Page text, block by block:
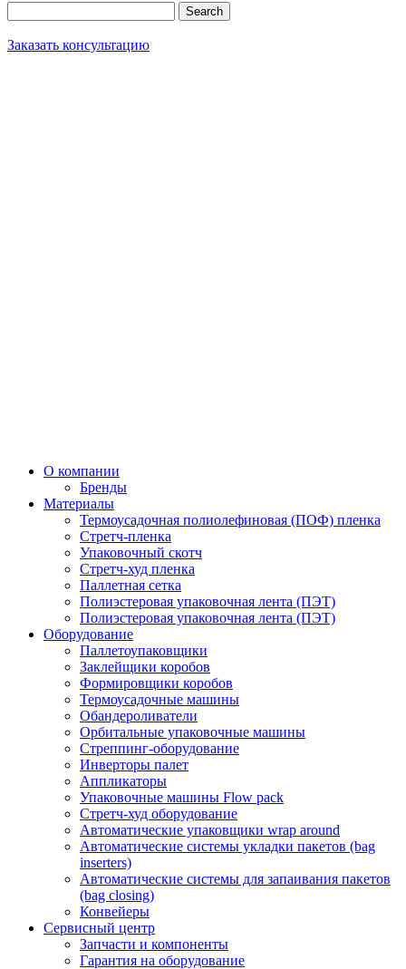
Search
Заказать консультацию
О компании
Бренды
Материалы
Термоусадочная полиолефиновая (ПОФ) пленка
Стретч-пленка
Упаковочный скотч
Стретч-худ пленка
Паллетная сетка
Полиэстеровая упаковочная лента (ПЭТ)
Полиэстеровая упаковочная лента (ПЭТ)
Оборудование
Паллетоупаковщики
Заклейщики коробов
Формировщики коробов
Термоусадочные машины
Обандероливатели
Орбитальные упаковочные машины
Стреппинг-оборудование
Инверторы палет
Аппликаторы
Упаковочные машины Flow pack
Стретч-худ оборудование
Автоматические упаковщики wrap around
Автоматические системы укладки пакетов (bag
inserters)
Автоматические системы для запаивания пакетов
(bag closing)
Конвейеры
Сервисный центр
Запчасти и компоненты
Гарантия на оборудование